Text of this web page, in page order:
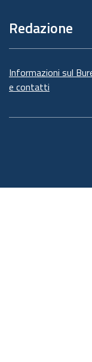
Redazione
Informazioni sul
e contatti